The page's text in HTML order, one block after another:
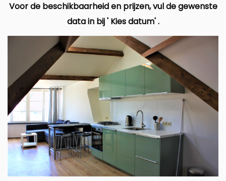
Voor de beschikbaarheid en prijzen, vul de gewenste
data in bij ' Kies datum' .